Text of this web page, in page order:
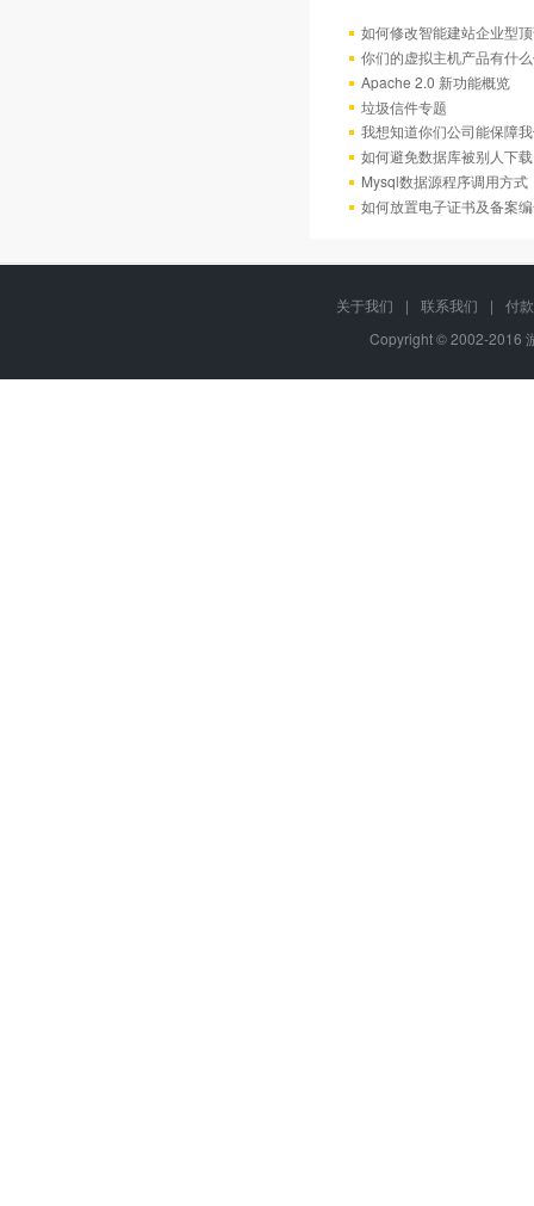
如何修改智能建站企业型
你们的虚拟主机产品有什
Apache 2.0 新功能概览
垃圾信件专题
我想知道你们公司能保障
如何避免数据库被别人下
Mysql数据源程序调用方
如何放置电子证书及备案
关于我们 | 联系我们 |
付
Copyright © 2002-2016